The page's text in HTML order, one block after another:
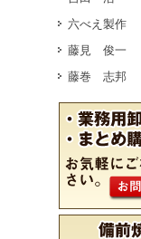
六べえ製作
藤見 俊一
藤巻 志邦